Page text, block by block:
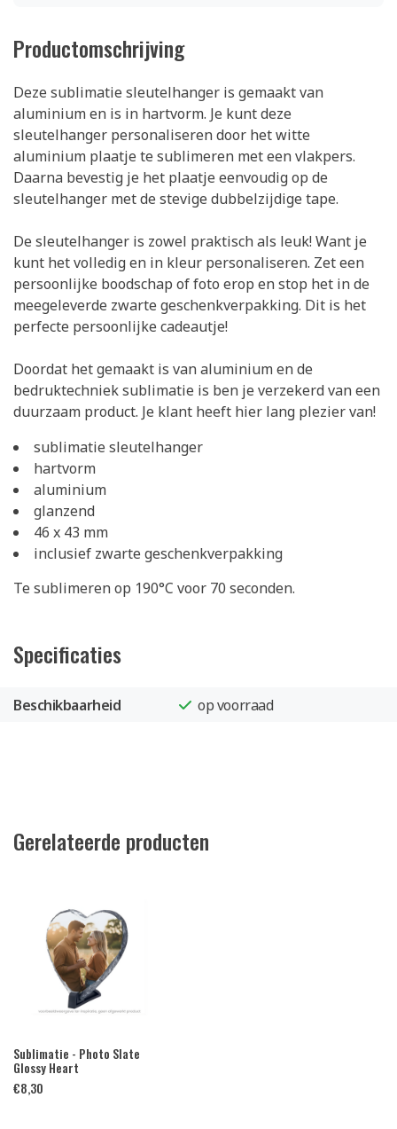
Productomschrijving
Deze sublimatie sleutelhanger is gemaakt van
aluminium en is in hartvorm. Je kunt deze
sleutelhanger personaliseren door het witte
aluminium plaatje te sublimeren met een vlakpers.
Daarna bevestig je het plaatje eenvoudig op de
sleutelhanger met de stevige dubbelzijdige tape.
De sleutelhanger is zowel praktisch als leuk! Want je
kunt het volledig en in kleur personaliseren. Zet een
persoonlijke boodschap of foto erop en stop het in de
meegeleverde zwarte geschenkverpakking. Dit is het
perfecte persoonlijke cadeautje!
Doordat het gemaakt is van aluminium en de
bedruktechniek sublimatie is ben je verzekerd van een
duurzaam product. Je klant heeft hier lang plezier van!
sublimatie sleutelhanger
hartvorm
aluminium
glanzend
46 x 43 mm
inclusief zwarte geschenkverpakking
Te sublimeren op 190°C voor 70 seconden.
Specificaties
Beschikbaarheid op voorraad
Gerelateerde producten
Sublimatie - Photo Slate
Glossy Heart
€8,30